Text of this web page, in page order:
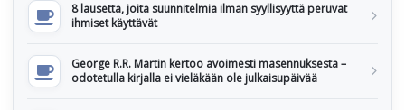
8 lausetta, joita suunnitelmia ilman syyllisyyttä peruvat
ihmiset käyttävät
George R.R. Martin kertoo avoimesti masennuksesta –
odotetulla kirjalla ei vieläkään ole julkaisupäivää